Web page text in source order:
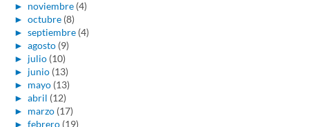
► noviembre (4)
► octubre (8)
► septiembre (4)
► agosto (9)
► julio (10)
► junio (13)
► mayo (13)
► abril (12)
► marzo (17)
► febrero (19)